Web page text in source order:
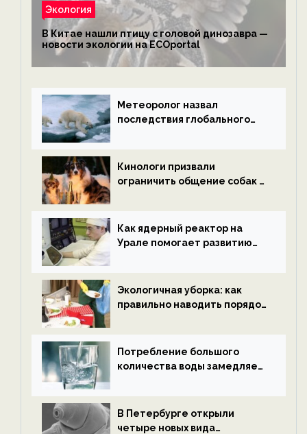
Экология
В Китае нашли птицу с головой динозавра —
новости экологии на ECOportal
Метеоролог назвал
последствия глобального
ECOportal
Кинологи призвали
ограничить общение собак с
ECOportal
Как ядерный реактор на
Урале помогает развитию
ECOportal
Экологичная уборка: как
правильно наводить порядок
Потребление большого
количества воды замедляет
В Петербурге открыли
четыре новых вида